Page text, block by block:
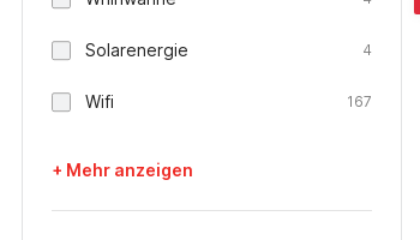
Solarenergie 4
Wifi 167
+ Mehr anzeigen